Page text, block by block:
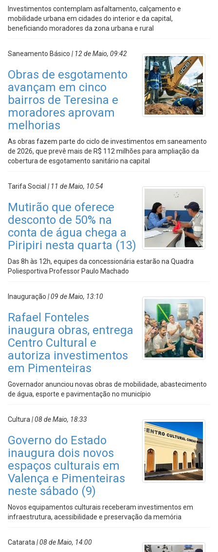
Investimentos contemplam asfaltamento, calçamento e
mobilidade urbana em cidades do interior e da capital,
beneficiando moradores da zona urbana e rural
Saneamento Básico | 12 de Maio, 09:42
Obras de esgotamento
avançam em cinco
bairros de Teresina e
moradores aprovam
melhorias
As obras fazem parte do ciclo de investimentos em saneamento
de 2026, que prevê mais de R$ 112 milhões para ampliação da
cobertura de esgotamento sanitário na capital
Tarifa Social | 11 de Maio, 10:54
Mutirão que oferece
desconto de 50% na
conta de água chega a
Piripiri nesta quarta (13)
Das 8h às 12h, equipes da concessionária estarão na Quadra
Poliesportiva Professor Paulo Machado
Inauguração | 09 de Maio, 13:10
Rafael Fonteles
inaugura obras, entrega
Centro Cultural e
autoriza investimentos
em Pimenteiras
Governador anunciou novas obras de mobilidade, abastecimento
de água, esporte e pavimentação no município
Cultura | 08 de Maio, 18:33
Governo do Estado
inaugura dois novos
espaços culturais em
Valença e Pimenteiras
neste sábado (9)
Novos equipamentos culturais receberam investimentos em
infraestrutura, acessibilidade e preservação da memória
Catarata | 08 de Maio, 14:00